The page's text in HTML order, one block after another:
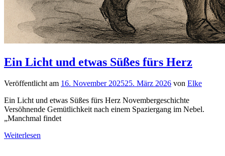
Ein Licht und etwas Süßes fürs Herz
Veröffentlicht am 16. November 202525. März 2026 von Elke
Ein Licht und etwas Süßes fürs Herz Novembergeschichte
Versöhnende Gemütlichkeit nach einem Spaziergang im Nebel.
„Manchmal findet
Weiterlesen